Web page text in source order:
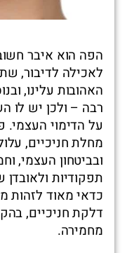
הפה הוא איבר
לאכילה לדיבור,
האהובות עלינו,
רבה – ולכן יש לו
על הדימוי העצמי.
מחלת חניכיים,
ובביטחון העצמי,
תפקודיות
כדאי מאוד לזהות
דלקת חניכיים,
מחמירה.